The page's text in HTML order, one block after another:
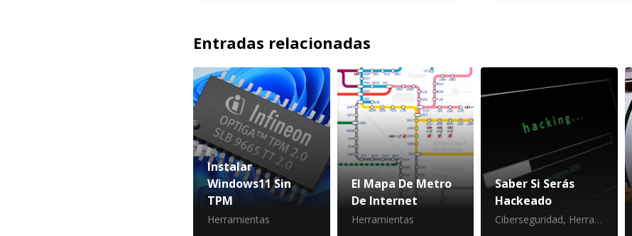
Entradas relacionadas
Instalar
Windows11 Sin
TPM
Herramientas
El Mapa De Metro
De Internet
Herramientas
Saber Si Serás
Hackeado
Ciberseguridad, Herramientas